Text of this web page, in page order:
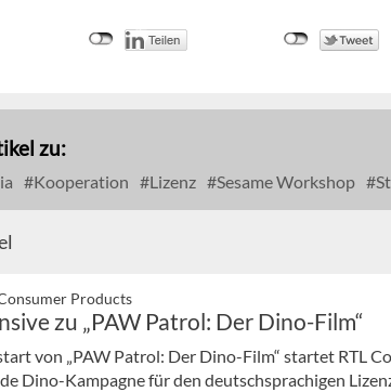
zu:
Kooperation Lizenz Sesame Workshop
Products
zu „PAW Patrol: Der Dino-Film“
von „PAW Patrol: Der Dino-Film“ startet RTL
Dino-Kampagne für den deutschsprachigen